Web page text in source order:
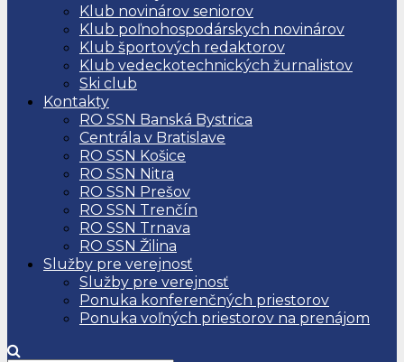
Klub novinárov seniorov
Klub poľnohospodárskych novinárov
Klub športových redaktorov
Klub vedeckotechnických žurnalistov
Ski club
Kontakty
RO SSN Banská Bystrica
Centrála v Bratislave
RO SSN Košice
RO SSN Nitra
RO SSN Prešov
RO SSN Trenčín
RO SSN Trnava
RO SSN Žilina
Služby pre verejnosť
Služby pre verejnosť
Ponuka konferenčných priestorov
Ponuka voľných priestorov na prenájom